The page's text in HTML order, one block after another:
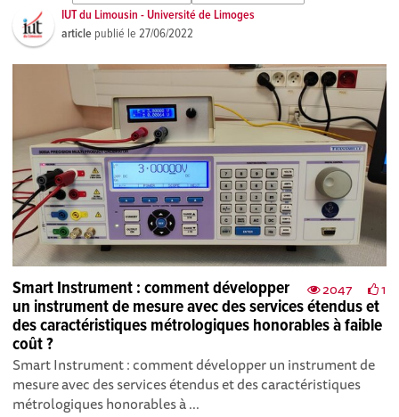
IUT du Limousin - Université de Limoges
article publié le27/06/2022
2047 1
Smart Instrument : comment développer
un instrument de mesure avec des services étendus et
des caractéristiques métrologiques honorables à faible
coût ?
Smart Instrument : comment développer un instrument de
mesure avec des services étendus et des caractéristiques
métrologiques honorables à ...